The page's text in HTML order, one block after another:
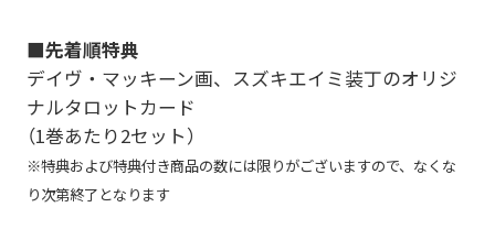
■先着順特典
デイヴ・マッキーン画、スズキエイミ装丁のオリジ
ナルタロットカード
（1巻あたり2セット）
※特典および特典付き商品の数には限りがございますので、なくな
り次第終了となります